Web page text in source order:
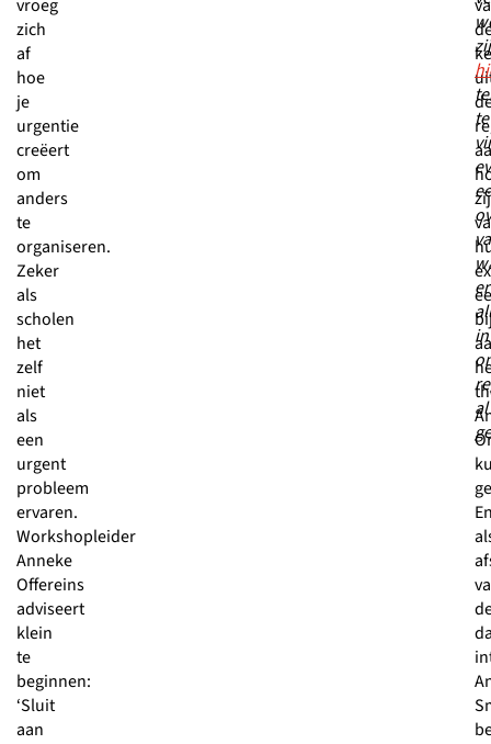
vroeg
zich
af
hoe
je
urgentie
creëert
om
anders
te
organiseren.
Zeker
als
scholen
het
zelf
niet
als
een
urgent
probleem
ervaren.
Workshopleider
Anneke
Offereins
adviseert
klein
te
beginnen:
‘Sluit
aan
zij
te
er
in
al